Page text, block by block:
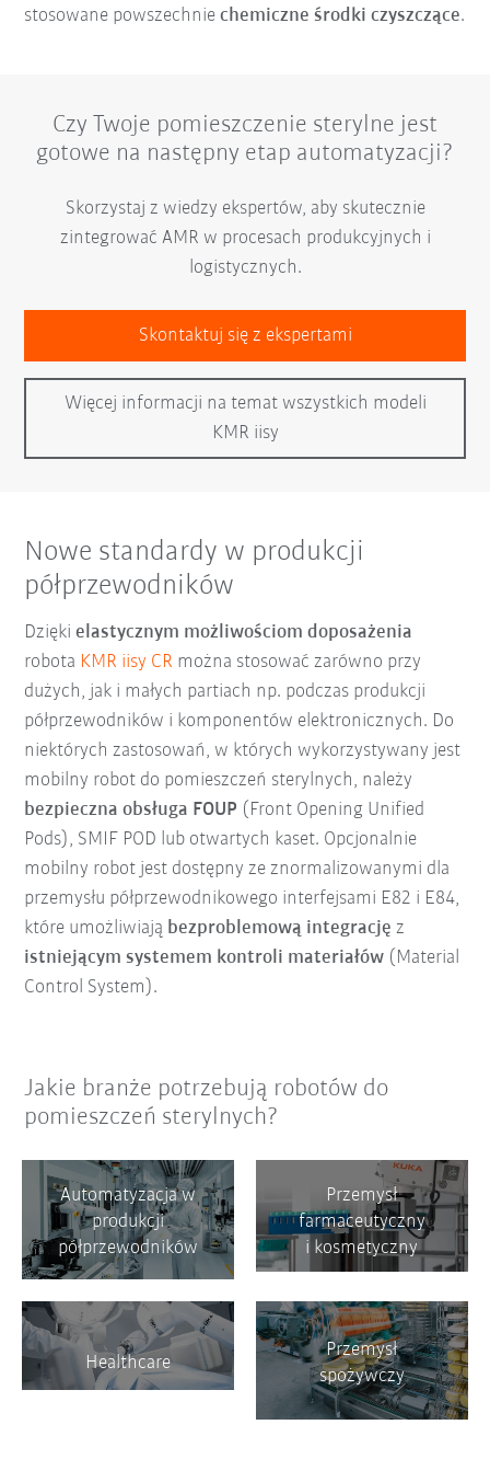
stosowane powszechniechemiczne środki czyszczące.
Czy Twoje pomieszczenie sterylne jest
gotowe na następny etap automatyzacji?
Skorzystaj z wiedzy ekspertów, aby skutecznie
zintegrować AMR w procesach produkcyjnych i
logistycznych.
Skontaktuj się z ekspertami
Więcej informacji na temat wszystkich modeli
KMR iisy
Nowe standardy w produkcji
półprzewodników
Dziękielastycznym możliwościom doposażenia
robota KMR iisy CR można stosować zarówno przy
dużych, jak i małych partiach np. podczas produkcji
półprzewodników i komponentów elektronicznych. Do
niektórych zastosowań, w których wykorzystywany jest
mobilny robot do pomieszczeń sterylnych, należy
bezpieczna obsługa FOUP (Front Opening Unified
Pods), SMIF POD lub otwartych kaset. Opcjonalnie
mobilny robot jest dostępny ze znormalizowanymi dla
przemysłu półprzewodnikowego interfejsami E82 i E84,
które umożliwiają bezproblemową integrację z
istniejącym systemem kontroli materiałów (Material
Control System).
Jakie branże potrzebują robotów do
pomieszczeń sterylnych?
Automatyzacja w
produkcji
półprzewodników
Przemysł
farmaceutyczny
i kosmetyczny
Healthcare
Przemysł
spożywczy